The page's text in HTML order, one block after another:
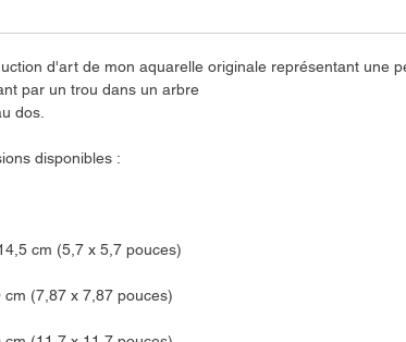
d'art de mon aquarelle originale représentant une
par un trou dans un arbre
dos.
disponibles :
cm (5,7 x 5,7 pouces)
cm (7,87 x 7,87 pouces)